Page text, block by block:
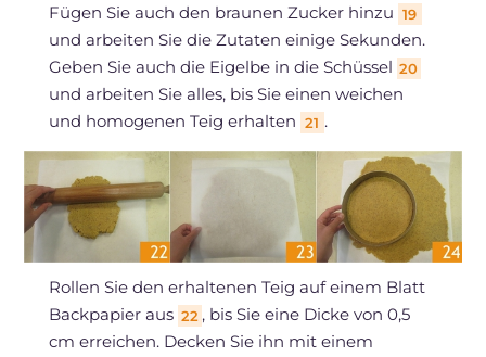
Fügen Sie auch den braunen Zucker hinzu 19
und arbeiten Sie die Zutaten einige Sekunden.
Geben Sie auch die Eigelbe in die Schüssel 20
und arbeiten Sie alles, bis Sie einen weichen
und homogenen Teig erhalten 21 .
Rollen Sie den erhaltenen Teig auf einem Blatt
Backpapier aus 22 , bis Sie eine Dicke von 0,5
cm erreichen. Decken Sie ihn mit einem